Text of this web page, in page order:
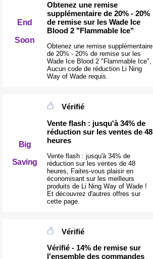
End
Soon
Obtenez une remise
supplémentaire de 20% - 20%
de remise sur les Wade Ice
Blood 2 "Flammable Ice"
Obtenez une remise supplémentaire
de 20% - 20% de remise sur les
Wade Ice Blood 2 "Flammable Ice",
Aucun code de réduction Li Ning
Way of Wade requis.
Big
Saving
Vérifié
Vente flash : jusqu'à 34% de
réduction sur les ventes de 48
heures
Vente flash : jusqu'à 34% de
réduction sur les ventes de 48
heures, Faites-vous plaisir en
économisant sur les meilleurs
produits de Li Ning Way of Wade !
Et découvrez d'autres offres sur
cette page.
Vérifié
Vérifié - 14% de remise sur
l'ensemble des commandes